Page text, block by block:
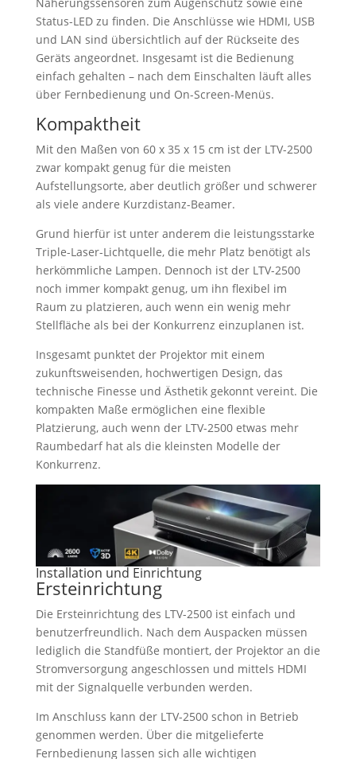
Status-LED zu finden. Die Anschlüsse wie HDMI, USB
und LAN sind übersichtlich auf der Rückseite des
Geräts angeordnet. Insgesamt ist die Bedienung
einfach gehalten – nach dem Einschalten läuft alles
über Fernbedienung und On-Screen-Menüs.
Kompaktheit
Mit den Maßen von 60 x 35 x 15 cm ist der LTV-2500
zwar kompakt genug für die meisten
Aufstellungsorte, aber deutlich größer und schwerer
als viele andere Kurzdistanz-Beamer.
Grund hierfür ist unter anderem die leistungsstarke
Triple-Laser-Lichtquelle, die mehr Platz benötigt als
herkömmliche Lampen. Dennoch ist der LTV-2500
noch immer kompakt genug, um ihn flexibel im
Raum zu platzieren, auch wenn ein wenig mehr
Stellfläche als bei der Konkurrenz einzuplanen ist.
Insgesamt punktet der Projektor mit einem
zukunftsweisenden, hochwertigen Design, das
technische Finesse und Ästhetik gekonnt vereint. Die
kompakten Maße ermöglichen eine flexible
Platzierung, auch wenn der LTV-2500 etwas mehr
Raumbedarf hat als die kleinsten Modelle der
Konkurrenz.
Installation und Einrichtung
Ersteinrichtung
Die Ersteinrichtung des LTV-2500 ist einfach und
benutzerfreundlich. Nach dem Auspacken müssen
lediglich die Standfüße montiert, der Projektor an die
Stromversorgung angeschlossen und mittels HDMI
mit der Signalquelle verbunden werden.
Im Anschluss kann der LTV-2500 schon in Betrieb
genommen werden. Über die mitgelieferte
Fernbedienung lassen sich alle wichtigen